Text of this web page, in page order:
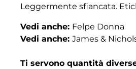
Leggermente sfiancata.
Vedi anche: Felpe Donna
Vedi anche: James &
Ti servono quantità